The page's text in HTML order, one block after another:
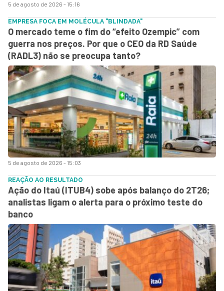
5 de agosto de 2026 - 15:16
5 de agosto de 2026 - 15:03
EMPRESA FOCA EM MOLÉCULA "BLINDADA"
O mercado teme o fim do “efeito Ozempic” com
guerra nos preços. Por que o CEO da RD Saúde
(RADL3) não se preocupa tanto?
REAÇÃO AO RESULTADO
Ação do Itaú (ITUB4) sobe após balanço do 2T26;
analistas ligam o alerta para o próximo teste do
banco